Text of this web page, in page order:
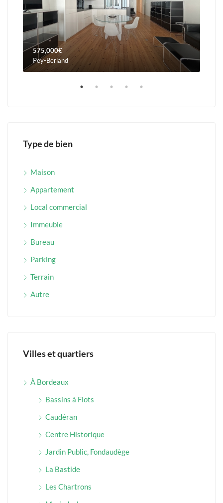
575,000€
Pey-Berland
Type de bien
Maison
Appartement
Local commercial
Immeuble
Bureau
Parking
Terrain
Autre
Villes et quartiers
À Bordeaux
Bassins à Flots
Caudéran
Centre Historique
Jardin Public, Fondaudège
La Bastide
Les Chartrons